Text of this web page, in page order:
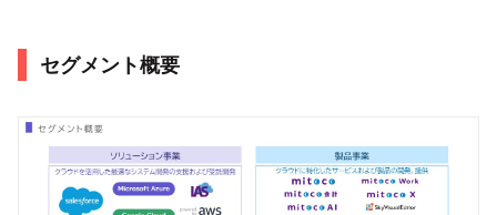
セグメント概要